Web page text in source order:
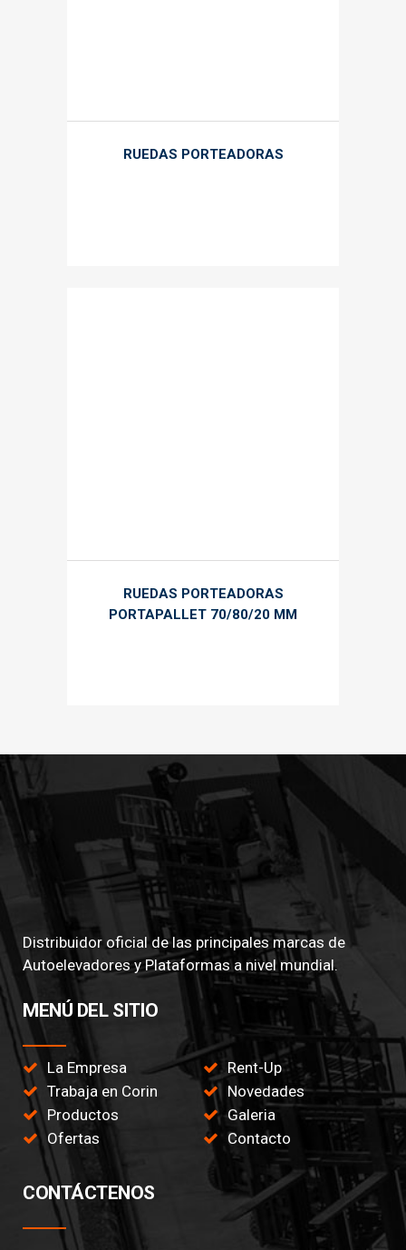
RUEDAS PORTEADORAS
RUEDAS PORTEADORAS
PORTAPALLET 70/80/20 MM
Distribuidor oficial de las principales marcas de
Autoelevadores y Plataformas a nivel mundial.
MENÚ DEL SITIO
La Empresa
Trabaja en Corin
Productos
Ofertas
Rent-Up
Novedades
Galeria
Contacto
CONTÁCTENOS